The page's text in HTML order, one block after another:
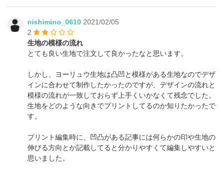
nishimino_0610 2021/02/05
2
生地の模様の流れ
とても良い生地で注文して良かったなと思います。
しかし、ヨーリュウ生地は凸凹と模様がある生地なのでデザ
インに合わせて制作したかったのですが、デザインの流れと
模様の流れが一致しておらず上手くいかなくて残念でした。
生地をどのような向きでプリントしてるのか知りたかったで
す。
プリント編集時に、凹凸がある記事には何らかの印や生地の
伸びる方向とか記載してると分かりやすくて編集しやすいと
思いました。